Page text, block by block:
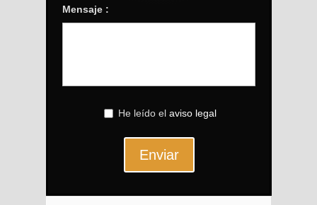
Mensaje :
He leído el aviso legal
Enviar